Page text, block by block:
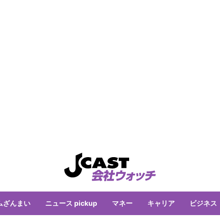
ざんまい ニュース pickup マネー キャリア ビジネス